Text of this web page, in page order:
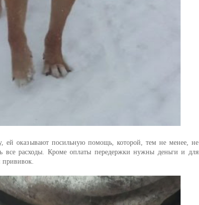
ей оказывают посильную помощь, которой, тем не менее, не
все расходы. Кроме оплаты передержки нужны деньги и для
прививок.